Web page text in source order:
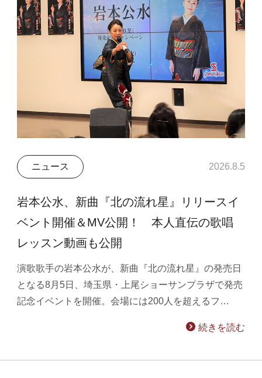
ニュース 2026.8.5
岩本公水、新曲『北の流れ星』リリースイ
ベント開催＆MV公開！ 本人直伝の歌唱
レッスン動画も公開
演歌歌手の岩本公水が、新曲『北の流れ星』の発売日
となる8月5日、埼玉県・上尾ショーサンプラザで発売
記念イベントを開催。会場には200人を超えるフ…
続きを読む